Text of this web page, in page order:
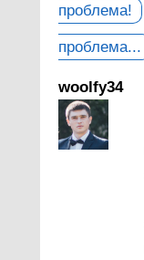
проблема!
проблема...
woolfy34